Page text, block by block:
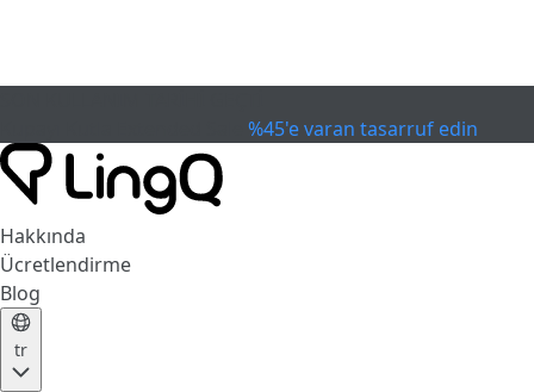
%45'e varan tasarruf edin
Hakkında
Ücretlendirme
Blog
tr